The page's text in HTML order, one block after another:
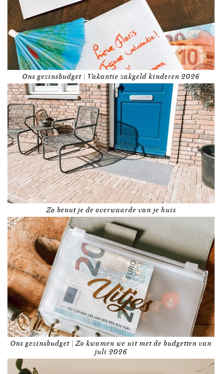
Ons gezinsbudget | Vakantie zakgeld kinderen 2026
Zo benut je de overwaarde van je huis
Ons gezinsbudget | Zo kwamen we uit met de budgetten van
juli 2026